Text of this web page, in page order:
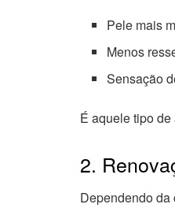
Pele mais
Menos
Sensação
É aquele tipo
2.
Dependendo da